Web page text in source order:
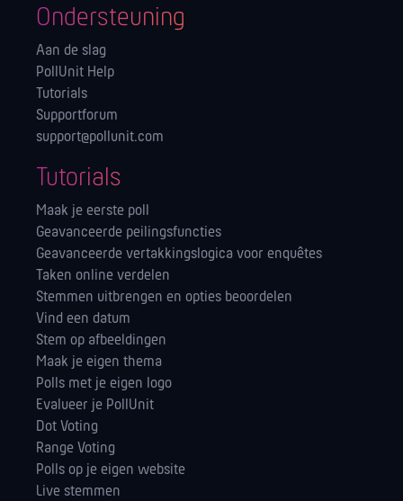
Ondersteuning
Aan de slag
PollUnit Help
Tutorials
Supportforum
support@pollunit.com
Tutorials
Maak je eerste poll
Geavanceerde peilingsfuncties
Geavanceerde vertakkingslogica voor enquêtes
Taken online verdelen
Stemmen uitbrengen en opties beoordelen
Vind een datum
Stem op afbeeldingen
Maak je eigen thema
Polls met je eigen logo
Evalueer je PollUnit
Dot Voting
Range Voting
Polls op je eigen website
Live stemmen